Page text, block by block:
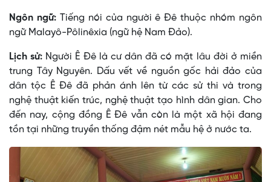
Ngôn ngữ: Tiếng nói của người ê Ðê thuộc nhóm ngôn
ngữ Malayô-Pôlinêxia (ngữ hệ Nam Ðảo).
Lịch sử: Người Ê Ðê là cư dân đã có mặt lâu đời ở miền
trung Tây Nguyên. Dấu vết về nguồn gốc hải đảo của
dân tộc Ê Ðê đã phản ánh lên từ các sử thi và trong
nghệ thuật kiến trúc, nghệ thuật tạo hình dân gian. Cho
đến nay, cộng đồng Ê Ðê vẫn còn là một xã hội đang
tồn tại những truyền thống đậm nét mẫu hệ ở nước ta.